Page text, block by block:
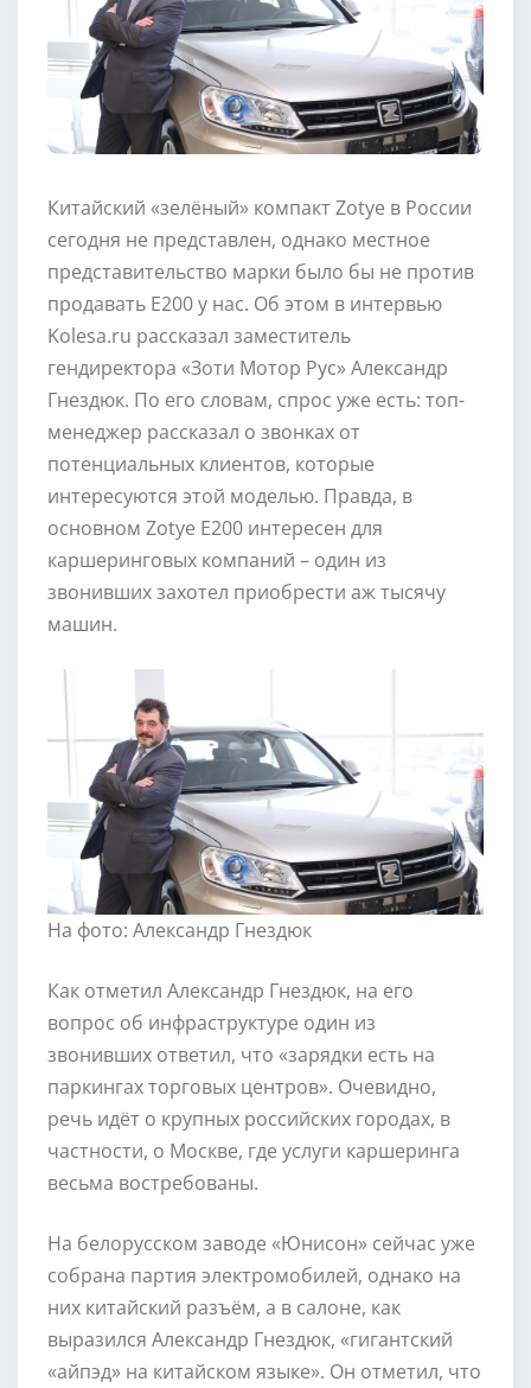
Китайский «зелёный» компакт Zotye в России
сегодня не представлен, однако местное
представительство марки было бы не против
продавать E200 у нас. Об этом в интервью
Kolesa.ru рассказал заместитель
гендиректора «Зоти Мотор Рус» Александр
Гнездюк. По его словам, спрос уже есть: топ-
менеджер рассказал о звонках от
потенциальных клиентов, которые
интересуются этой моделью. Правда, в
основном Zotye E200 интересен для
каршеринговых компаний – один из
звонивших захотел приобрести аж тысячу
машин.
На фото: Александр Гнездюк
Как отметил Александр Гнездюк, на его
вопрос об инфраструктуре один из
звонивших ответил, что «зарядки есть на
паркингах торговых центров». Очевидно,
речь идёт о крупных российских городах, в
частности, о Москве, где услуги каршеринга
весьма востребованы.
На белорусском заводе «Юнисон» сейчас уже
собрана партия электромобилей, однако на
них китайский разъём, а в салоне, как
выразился Александр Гнездюк, «гигантский
«айпэд» на китайском языке». Он отметил, что